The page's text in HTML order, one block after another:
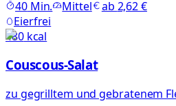
40Min. Mittel ab 2,62 €
Eierfrei
480kcal
Couscous-Salat
zu gegrilltem und gebratenem